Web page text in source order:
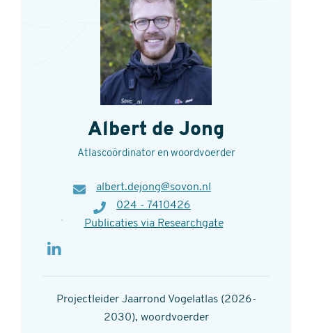
Albert de Jong
Atlascoördinator en woordvoerder
E-
albert.dejong@sovon.nl
Telefoon024 - 7410426
Publicaties via Researchgate
Projectleider Jaarrond Vogelatlas (2026-
2030), woordvoerder